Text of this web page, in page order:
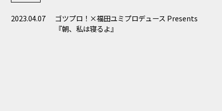
2023.04.07
ゴツプロ！×福田ユミプロデュース Presents
『朝、私は寝るよ』